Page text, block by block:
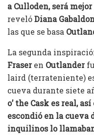
a Culloden, será
revelóDiana
las que se basa
La segunda
Fraseren Outlander
laird (terrateniente)
cueva durante siete
o’ the Cask es real,
escondió en la cueva
inquilinos lo